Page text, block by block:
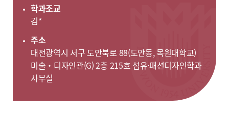
학과조교
김*
주소
대전광역시 서구 도안북로 88(도안동, 목원대학교)
미술・디자인관(G) 2층 215호 섬유·패션디자인학과
사무실